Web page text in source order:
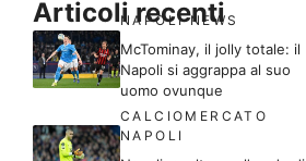
Articoli recenti
NAPOLI NEWS
McTominay, il jolly totale: il
Napoli si aggrappa al suo
uomo ovunque
CALCIOMERCATO
NAPOLI